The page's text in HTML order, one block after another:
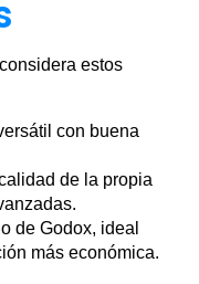
estos
con buena
de la propia
de Godox, ideal
más económica.